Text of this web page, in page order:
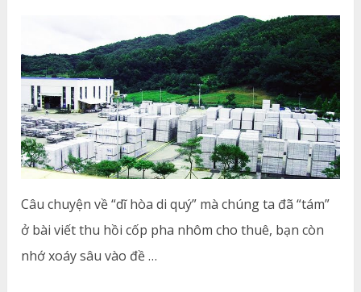
Câu chuyện về “dĩ hòa di quý” mà chúng ta đã “tám”
ở bài viết thu hồi cốp pha nhôm cho thuê, bạn còn
nhớ xoáy sâu vào đề …